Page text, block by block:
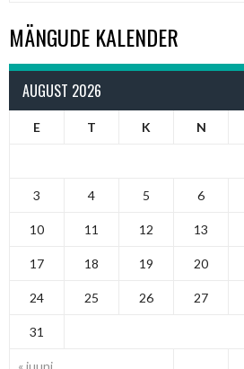
MÄNGUDE KALENDER
AUGUST 2026
E T K N
3 4 5 6
10 11 12 13
17 18 19 20
24 25 26 27
31